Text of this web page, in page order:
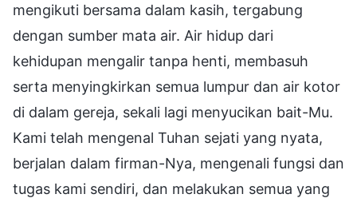
mengikuti bersama dalam kasih, tergabung
dengan sumber mata air. Air hidup dari
kehidupan mengalir tanpa henti, membasuh
serta menyingkirkan semua lumpur dan air kotor
di dalam gereja, sekali lagi menyucikan bait-Mu.
Kami telah mengenal Tuhan sejati yang nyata,
berjalan dalam firman-Nya, mengenali fungsi dan
tugas kami sendiri, dan melakukan semua yang